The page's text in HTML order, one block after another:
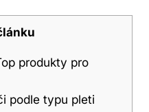
produkty pro
podle typu pleti